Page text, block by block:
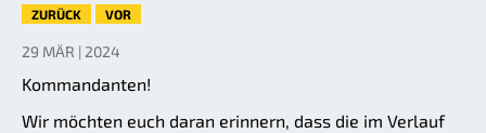
ZURÜCK VOR
29 MÄR | 2024
Kommandanten!
Wir möchten euch daran erinnern, dass die im Verlauf